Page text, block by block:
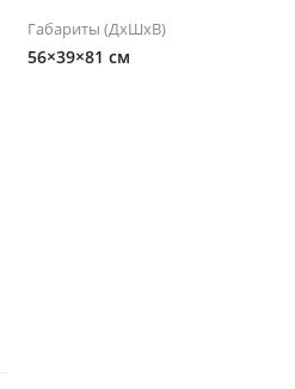
Габариты (ДхШхВ)
56×39×81 см